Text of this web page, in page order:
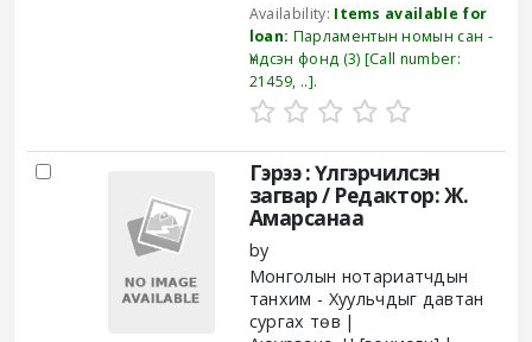
Availability: Items available for
loan: Парламентын номын сан -
Үндсэн фонд (3) Call number:
21459, .. .
Гэрээ : Үлгэрчилсэн
загвар / Редактор: Ж.
Амарсанаа
by
Монголын нотариатчдын
танхим - Хуульчдыг давтан
сургах төв